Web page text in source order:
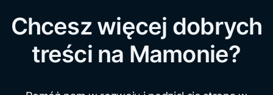
Chcesz więcej dobrych
treści na Mamonie?